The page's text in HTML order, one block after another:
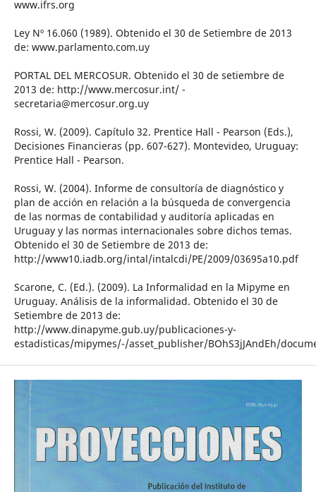
www.ifrs.org
Ley Nº 16.060 (1989). Obtenido el 30 de Setiembre de 2013
de: www.parlamento.com.uy
PORTAL DEL MERCOSUR. Obtenido el 30 de setiembre de
2013 de: http://www.mercosur.int/ -
secretaria@mercosur.org.uy
Rossi, W. (2009). Capítulo 32. Prentice Hall - Pearson (Eds.),
Decisiones Financieras (pp. 607-627). Montevideo, Uruguay:
Prentice Hall - Pearson.
Rossi, W. (2004). Informe de consultoría de diagnóstico y
plan de acción en relación a la búsqueda de convergencia
de las normas de contabilidad y auditoría aplicadas en
Uruguay y las normas internacionales sobre dichos temas.
Obtenido el 30 de Setiembre de 2013 de:
http://www10.iadb.org/intal/intalcdi/PE/2009/03695a10.pdf
Scarone, C. (Ed.). (2009). La Informalidad en la Mipyme en
Uruguay. Análisis de la informalidad. Obtenido el 30 de
Setiembre de 2013 de:
http://www.dinapyme.gub.uy/publicaciones-y-
estadisticas/mipymes/-/asset_publisher/BOhS3jJAndEh/